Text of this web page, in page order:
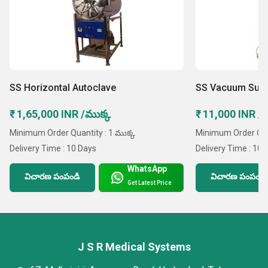
SS Horizontal Autoclave
₹ 1,65,000 INR /ముక్క
Minimum Order Quantity : 1 ముక్క
Delivery Time : 10 Days
విచారణ పంపండి
WhatsApp
Get Latest Price
SS Vacuum
₹ 11,000 INR /
Minimum Order
Delivery Time : 10
విచారణ పంపండి
J S R Medical Systems